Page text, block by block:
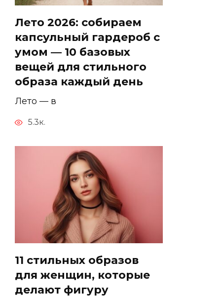
Лето 2026: собираем
капсульный гардероб с
умом — 10 базовых
вещей для стильного
образа каждый день
Лето — в
5.3к.
11 стильных образов
для женщин, которые
делают фигуру